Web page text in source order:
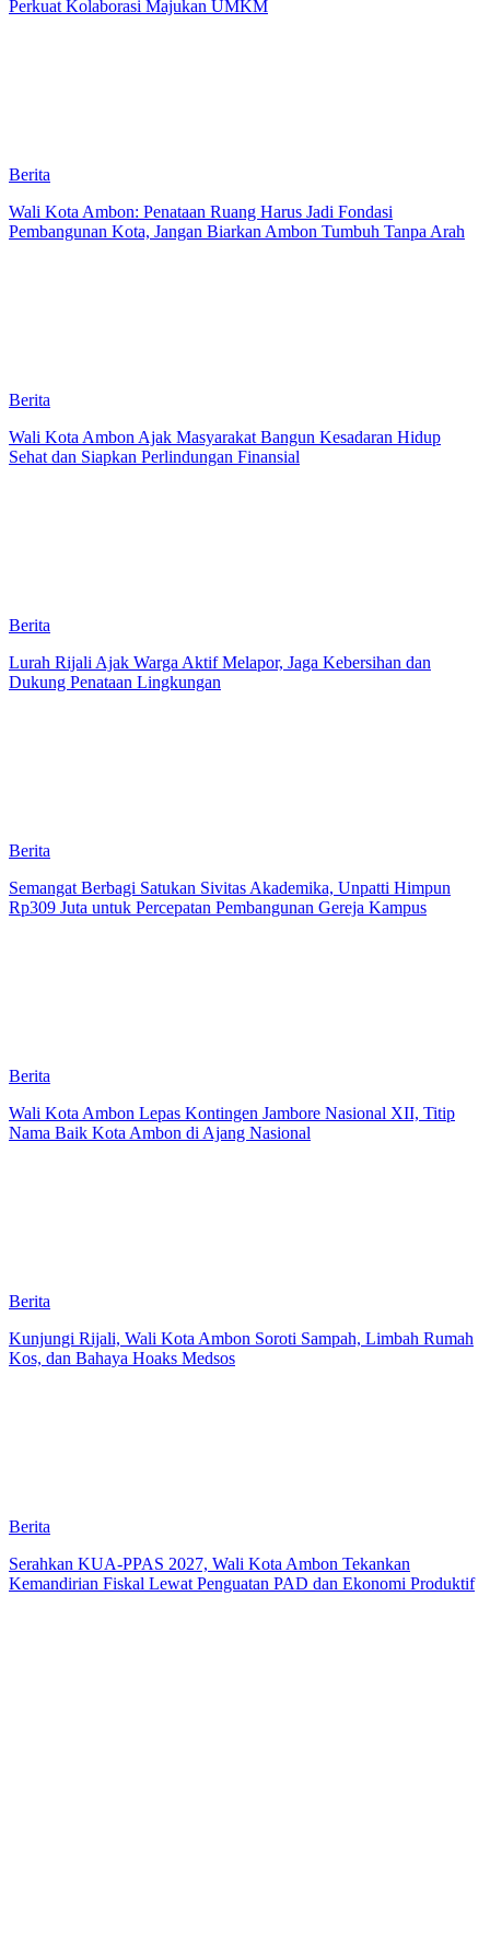
Perkuat Kolaborasi Majukan UMKM
Berita
Wali Kota Ambon: Penataan Ruang Harus Jadi Fondasi
Pembangunan Kota, Jangan Biarkan Ambon Tumbuh Tanpa Arah
Berita
Wali Kota Ambon Ajak Masyarakat Bangun Kesadaran Hidup
Sehat dan Siapkan Perlindungan Finansial
Berita
Lurah Rijali Ajak Warga Aktif Melapor, Jaga Kebersihan dan
Dukung Penataan Lingkungan
Berita
Semangat Berbagi Satukan Sivitas Akademika, Unpatti Himpun
Rp309 Juta untuk Percepatan Pembangunan Gereja Kampus
Berita
Wali Kota Ambon Lepas Kontingen Jambore Nasional XII, Titip
Nama Baik Kota Ambon di Ajang Nasional
Berita
Kunjungi Rijali, Wali Kota Ambon Soroti Sampah, Limbah Rumah
Kos, dan Bahaya Hoaks Medsos
Berita
Serahkan KUA-PPAS 2027, Wali Kota Ambon Tekankan
Kemandirian Fiskal Lewat Penguatan PAD dan Ekonomi Produktif